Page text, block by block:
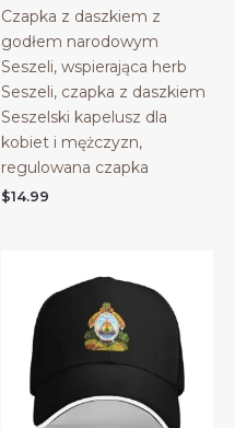
Czapka z daszkiem z
godłem narodowym
Seszeli, wspierająca herb
Seszeli, czapka z daszkiem
Seszelski kapelusz dla
kobiet i mężczyzn,
regulowana czapka
$14.99